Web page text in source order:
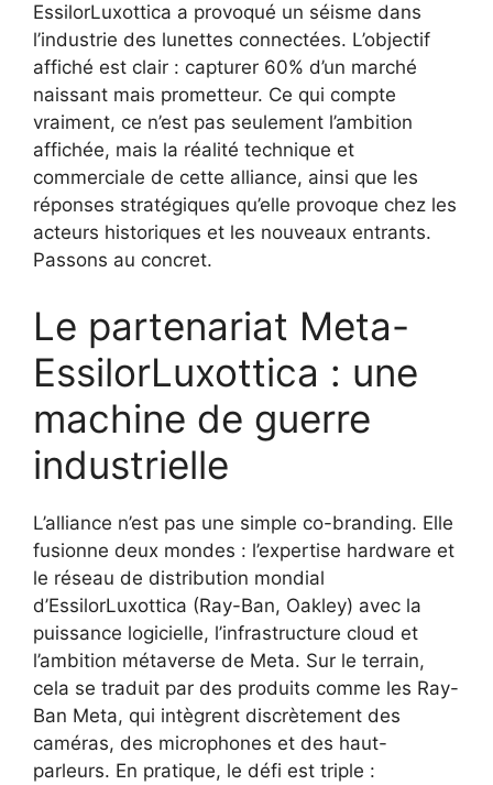
EssilorLuxottica a provoqué un séisme dans
l’industrie des lunettes connectées. L’objectif
affiché est clair : capturer 60% d’un marché
naissant mais prometteur. Ce qui compte
vraiment, ce n’est pas seulement l’ambition
affichée, mais la réalité technique et
commerciale de cette alliance, ainsi que les
réponses stratégiques qu’elle provoque chez les
acteurs historiques et les nouveaux entrants.
Passons au concret.
Le partenariat Meta-
EssilorLuxottica : une
machine de guerre
industrielle
L’alliance n’est pas une simple co-branding. Elle
fusionne deux mondes : l’expertise hardware et
le réseau de distribution mondial
d’EssilorLuxottica (Ray-Ban, Oakley) avec la
puissance logicielle, l’infrastructure cloud et
l’ambition métaverse de Meta. Sur le terrain,
cela se traduit par des produits comme les Ray-
Ban Meta, qui intègrent discrètement des
caméras, des microphones et des haut-
parleurs. En pratique, le défi est triple :